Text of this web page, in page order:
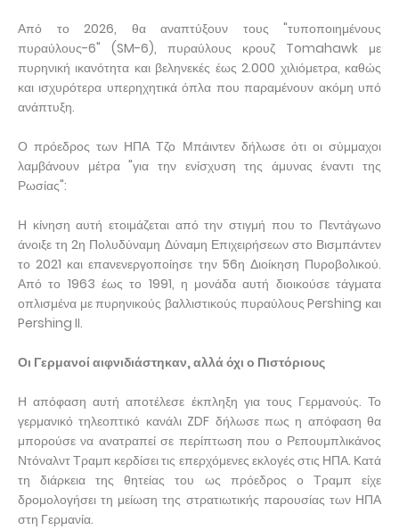
Από το 2026, θα αναπτύξουν τους "τυποποιημένους
πυραύλους-6" (SM-6), πυραύλους κρουζ Tomahawk με
πυρηνική ικανότητα και βεληνεκές έως 2.000 χιλιόμετρα, καθώς
και ισχυρότερα υπερηχητικά όπλα που παραμένουν ακόμη υπό
ανάπτυξη.
Ο πρόεδρος των ΗΠΑ Τζο Μπάιντεν δήλωσε ότι οι σύμμαχοι
λαμβάνουν μέτρα "για την ενίσχυση της άμυνας έναντι της
Ρωσίας":
Η κίνηση αυτή ετοιμάζεται από την στιγμή που το Πεντάγωνο
άνοιξε τη 2η Πολυδύναμη Δύναμη Επιχειρήσεων στο Βισμπάντεν
το 2021 και επανενεργοποίησε την 56η Διοίκηση Πυροβολικού.
Από το 1963 έως το 1991, η μονάδα αυτή διοικούσε τάγματα
οπλισμένα με πυρηνικούς βαλλιστικούς πυραύλους Pershing και
Pershing II.
Οι Γερμανοί αιφνιδιάστηκαν, αλλά όχι ο Πιστόριους
Η απόφαση αυτή αποτέλεσε έκπληξη για τους Γερμανούς. Το
γερμανικό τηλεοπτικό κανάλι ZDF δήλωσε πως η απόφαση θα
μπορούσε να ανατραπεί σε περίπτωση που ο Ρεπουμπλικάνος
Ντόναλντ Τραμπ κερδίσει τις επερχόμενες εκλογές στις ΗΠΑ. Κατά
τη διάρκεια της θητείας του ως πρόεδρος ο Τραμπ είχε
δρομολογήσει τη μείωση της στρατιωτικής παρουσίας των ΗΠΑ
στη Γερμανία.